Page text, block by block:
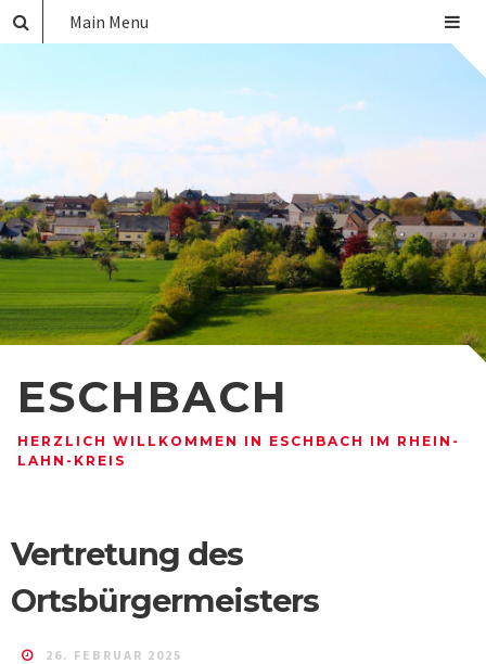
ESCHBACH
HERZLICH WILLKOMMEN IN ESCHBACH IM RHEIN-
LAHN-KREIS
Main Menu
Vertretung des
Ortsbürgermeisters
26. FEBRUAR 2025